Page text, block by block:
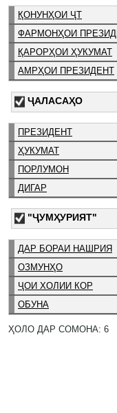
ҚОНУНҲОИ ҶТ
ФАРМОНҲОИ
ҚАРОРҲОИ ҲУКУМАТ
АМРҲОИ ПРЕЗИДЕНТ
ҶАЛАСАҲО
ПРЕЗИДЕНТ
ҲУКУМАТ
ПОРЛУМОН
ДИГАР
"ҶУМҲУРИЯТ"
ДАР БОРАИ НАШРИЯ
ОЗМУНҲО
ҶОИ ХОЛИИ КОР
ОБУНА
ҲОЛО ДАР СОМОНА: 6